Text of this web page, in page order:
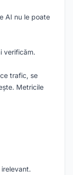
AI nu le poate
verificăm.
trafic, se
Metricile